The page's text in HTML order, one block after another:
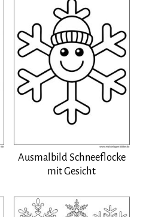
Ausmalbild Schneeflocke
mit Gesicht